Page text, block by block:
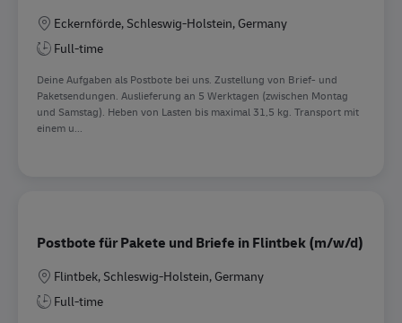
Location
Eckernförde, Schleswig-Holstein, Germany
Full-time
Deine Aufgaben als Postbote bei uns. Zustellung von Brief- und
Paketsendungen. Auslieferung an 5 Werktagen (zwischen Montag
und Samstag). Heben von Lasten bis maximal 31,5 kg. Transport mit
einem u...
Postbote für Pakete und Briefe in Flintbek (m/w/d)
Location
Flintbek, Schleswig-Holstein, Germany
Full-time